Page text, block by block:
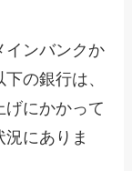
インバンクか
の銀行は、
げにかかって
にありま